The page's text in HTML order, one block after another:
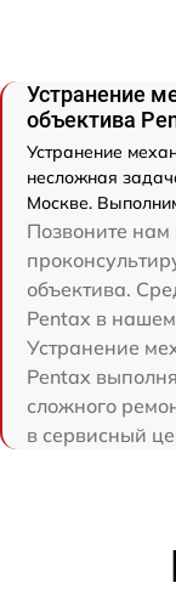
Устранение
объектива
Устранение
несложная
Москве.
Позвоните
объектива.
Pentax в
Устранение
Pentax
сложного
в сервисный